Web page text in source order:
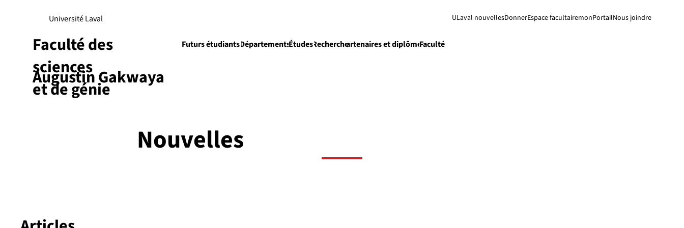
Augustin Gakwaya
Université Laval ULaval nouvellesDonnerEspace facultairemonPortailNous joindre
Futurs étudiantsDépartementsÉtudesRecherchePartenaires et diplômésFaculté
Faculté des
sciences
et de génie
Nouvelles